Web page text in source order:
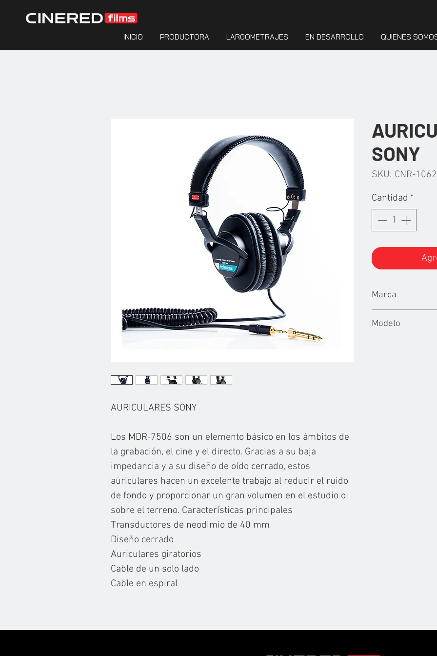
INICIO PRODUCTORA LARGOMETRAJES EN DESARROLLO QUIENES
AURICULARES SONY
Los MDR-7506 son un elemento básico en los ámbitos de
la grabación, el cine y el directo. Gracias a su baja
impedancia y a su diseño de oído cerrado, estos
auriculares hacen un excelente trabajo al reducir el ruido
de fondo y proporcionar un gran volumen en el estudio o
sobre el terreno. Características principales
Transductores de neodimio de 40 mm
Diseño cerrado
Auriculares giratorios
Cable de un solo lado
Cable en espiral
SONY
SKU: CNR-
Cantidad *
Marca
SONY
Modelo